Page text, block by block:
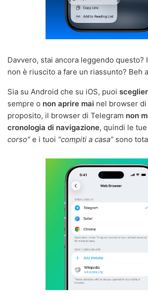
Davvero, stai ancora leggendo questo?
non è riuscito a fare un riassunto? Beh
Sia su Android che su iOS, puoi
sempre o non aprire mai nel browser
proposito, il browser di Telegram non
cronologia di navigazione, quindi le tue
corso” e i tuoi “compiti a casa” sono